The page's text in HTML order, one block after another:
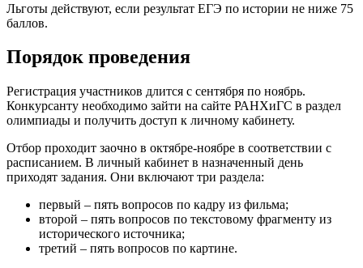
Льготы действуют, если результат ЕГЭ по истории не ниже 75
баллов.
Порядок проведения
Регистрация участников длится с сентября по ноябрь.
Конкурсанту необходимо зайти на сайте РАНХиГС в раздел
олимпиады и получить доступ к личному кабинету.
Отбор проходит заочно в октябре-ноябре в соответствии с
расписанием. В личный кабинет в назначенный день
приходят задания. Они включают три раздела:
первый – пять вопросов по кадру из фильма;
второй – пять вопросов по текстовому фрагменту из
исторического источника;
третий – пять вопросов по картине.